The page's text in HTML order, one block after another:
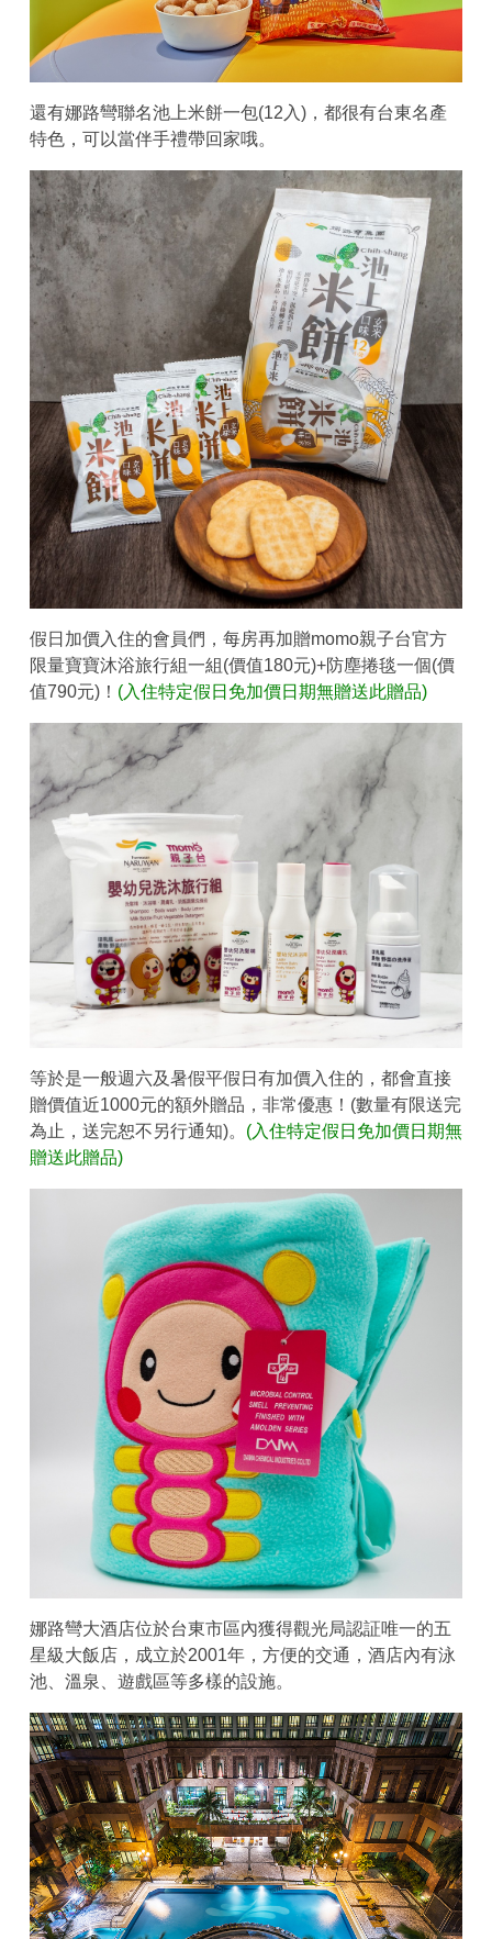
還有娜路彎聯名池上米餅一包(12入)，都很有台東名產
特色，可以當伴手禮帶回家哦。
假日加價入住的會員們，每房再加贈momo親子台官方
限量寶寶沐浴旅行組一組(價值180元)+防塵捲毯一個(價
值790元)！ (入住特定假日免加價日期無贈送此贈品)
等於是一般週六及暑假平假日有加價入住的，都會直接
贈價值近1000元的額外贈品，非常優惠！(數量有限送完
為止，送完恕不另行通知)。 (入住特定假日免加價日期無
贈送此贈品)
娜路彎大酒店位於台東市區內獲得觀光局認証唯一的五
星級大飯店，成立於2001年，方便的交通，酒店內有泳
池、溫泉、遊戲區等多樣的設施。